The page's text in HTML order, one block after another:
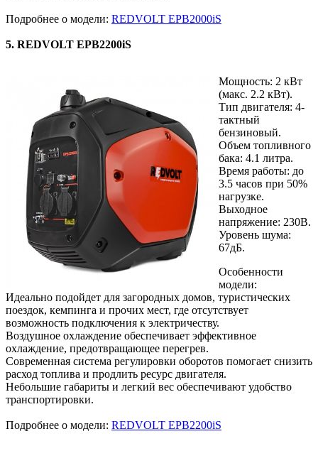
Подробнее о модели: REDVOLT EPB2000iS
5. REDVOLT EPB2200iS
Мощность: 2 кВт
(макс. 2.2 кВт).
Тип двигателя: 4-
тактный
бензиновый.
Объем топливного
бака: 4.1 литра.
Время работы: до
3.5 часов при 50%
нагрузке.
Выходное
напряжение: 230В.
Уровень шума:
67дБ.
Особенности
модели:
Идеально подойдет для загородных домов, туристических
поездок, кемпинга и прочих мест, где отсутствует
возможность подключения к электричеству.
Воздушное охлаждение обеспечивает эффективное
охлаждение, предотвращающее перегрев.
Современная система регулировки оборотов помогает снизить
расход топлива и продлить ресурс двигателя.
Небольшие габариты и легкий вес обеспечивают удобство
транспортировки.
Подробнее о модели: REDVOLT EPB2200iS